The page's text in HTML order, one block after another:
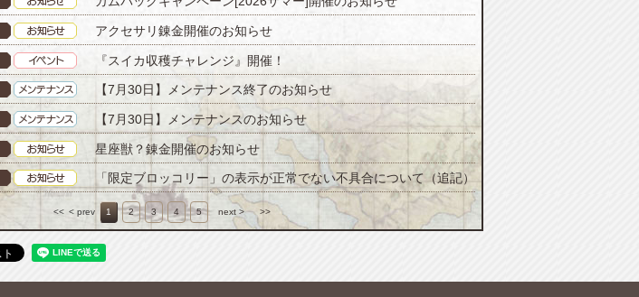
アクセサリ錬金開催のお知らせ
『スイカ収穫チャレンジ』開催！
【7月30日】メンテナンス終了のお知らせ
【7月30日】メンテナンスのお知らせ
星座獣？錬金開催のお知らせ
「限定ブロッコリー」の表示が正常でない不具合について（追記）
<< < prev 1 2 3 4 5 next > >>